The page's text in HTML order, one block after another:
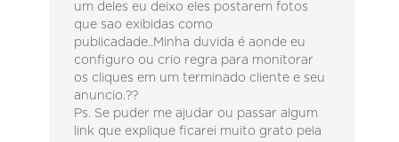
um deles eu deixo eles postarem fotos
que sao exibidas como
publicadade..Minha duvida é aonde eu
configuro ou crio regra para monitorar
os cliques em um terminado cliente e seu
anuncio.??
Ps. Se puder me ajudar ou passar algum
link que explique ficarei muito grato pela